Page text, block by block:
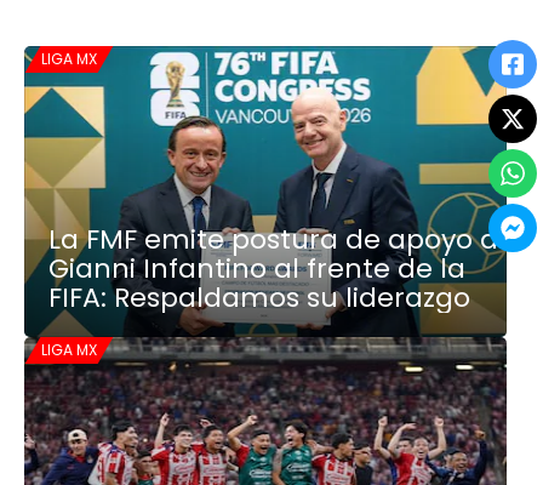
LIGA MX
La FMF emite postura de apoyo a
Gianni Infantino al frente de la
FIFA: Respaldamos su liderazgo
LIGA MX